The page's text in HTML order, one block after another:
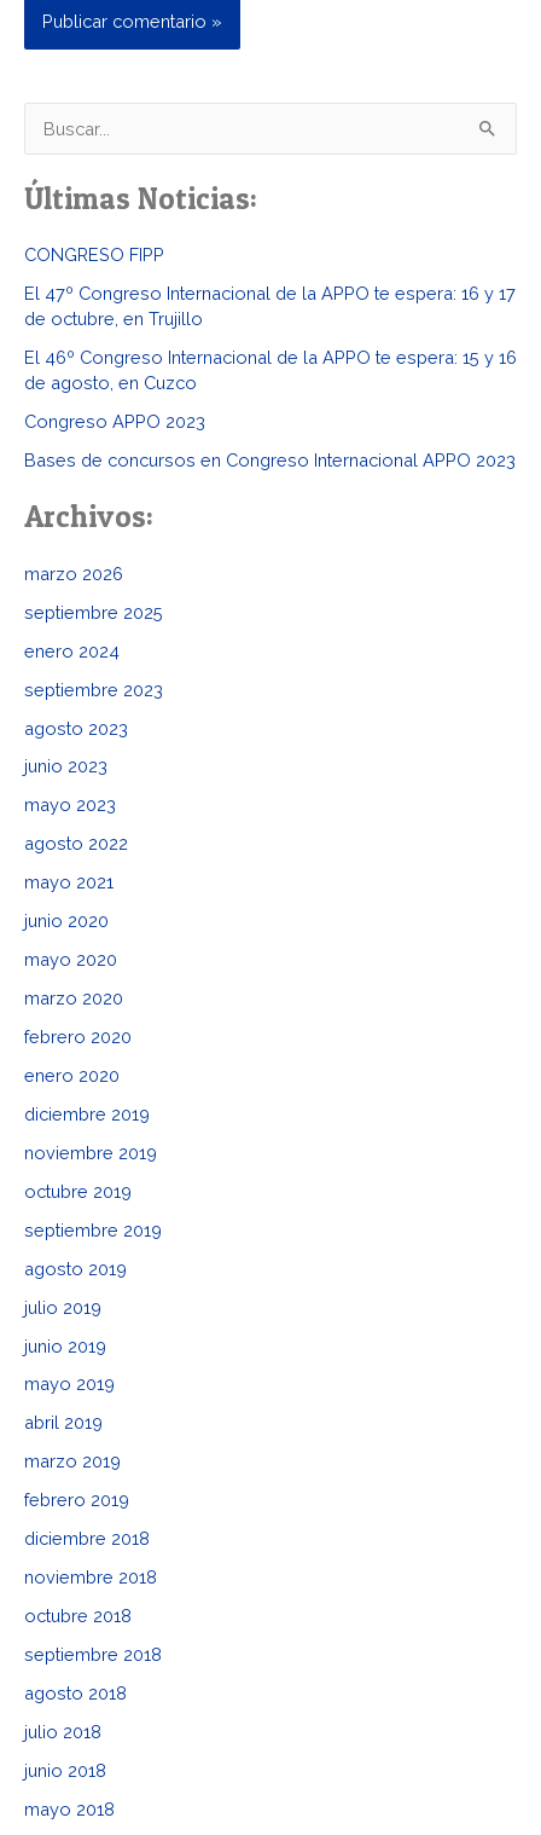
s
o
r
:
Últimas Noticias:
CONGRESO FIPP
El 47º Congreso Internacional de la APPO te espera: 16 y 17
de octubre, en Trujillo
El 46º Congreso Internacional de la APPO te espera: 15 y 16
de agosto, en Cuzco
Congreso APPO 2023
Bases de concursos en Congreso Internacional APPO 2023
Archivos:
marzo 2026
septiembre 2025
enero 2024
septiembre 2023
agosto 2023
junio 2023
mayo 2023
agosto 2022
mayo 2021
junio 2020
mayo 2020
marzo 2020
febrero 2020
enero 2020
diciembre 2019
noviembre 2019
octubre 2019
septiembre 2019
agosto 2019
julio 2019
junio 2019
mayo 2019
abril 2019
marzo 2019
febrero 2019
diciembre 2018
noviembre 2018
octubre 2018
septiembre 2018
agosto 2018
julio 2018
junio 2018
mayo 2018